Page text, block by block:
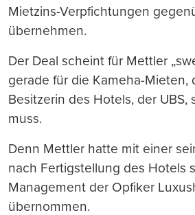
Mietzins-Verpfichtungen
übernehmen.
Der Deal scheint für Mettler
gerade für die Kameha-Mieten,
Besitzerin des Hotels, der UBS,
muss.
Denn Mettler hatte mit einer
nach Fertigstellung des Hotels
Management der Opfiker
übernommen.